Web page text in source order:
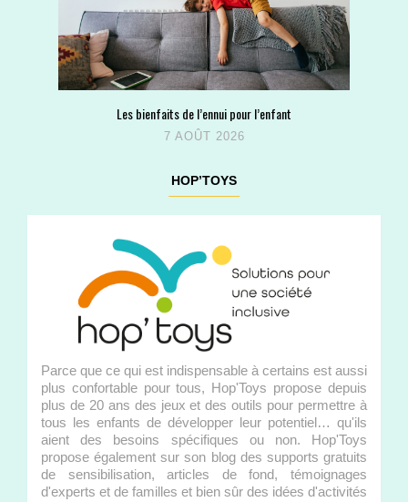
Les bienfaits de l’ennui pour l’enfant
7 AOÛT 2026
HOP’TOYS
Parce que ce qui est indispensable à certains est aussi
plus confortable pour tous, Hop'Toys propose depuis
plus de 20 ans des jeux et des outils pour permettre à
tous les enfants de développer leur potentiel… qu'ils
aient des besoins spécifiques ou non. Hop'Toys
propose également sur son blog des supports gratuits
de sensibilisation, articles de fond, témoignages
d'experts et de familles et bien sûr des idées d'activités